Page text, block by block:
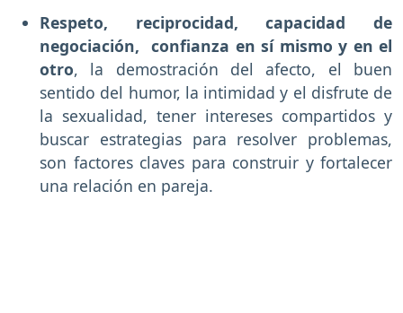
Respeto, reciprocidad, capacidad de
negociación, confianza en sí mismo y en el
otro, la demostración del afecto, el buen
sentido del humor, la intimidad y el disfrute de
la sexualidad, tener intereses compartidos y
buscar estrategias para resolver problemas,
son factores claves para construir y fortalecer
una relación en pareja.